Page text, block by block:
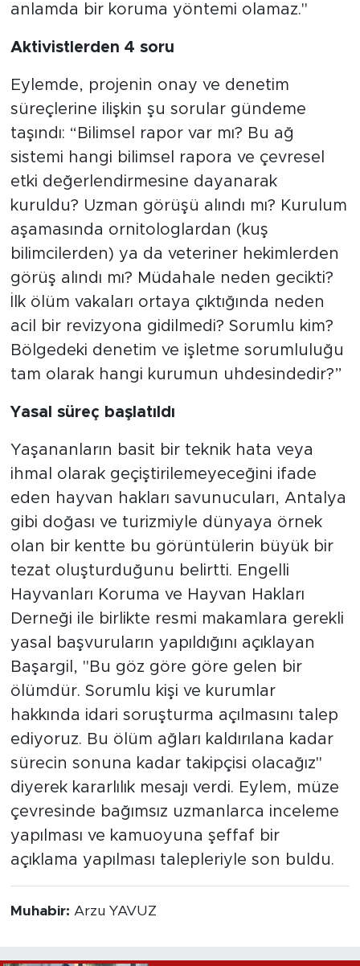
anlamda bir koruma yöntemi olamaz."
Aktivistlerden 4 soru
Eylemde, projenin onay ve denetim
süreçlerine ilişkin şu sorular gündeme
taşındı: “Bilimsel rapor var mı? Bu ağ
sistemi hangi bilimsel rapora ve çevresel
etki değerlendirmesine dayanarak
kuruldu? Uzman görüşü alındı mı? Kurulum
aşamasında ornitologlardan (kuş
bilimcilerden) ya da veteriner hekimlerden
görüş alındı mı? Müdahale neden gecikti?
İlk ölüm vakaları ortaya çıktığında neden
acil bir revizyona gidilmedi? Sorumlu kim?
Bölgedeki denetim ve işletme sorumluluğu
tam olarak hangi kurumun uhdesindedir?”
Yasal süreç başlatıldı
Yaşananların basit bir teknik hata veya
ihmal olarak geçiştirilemeyeceğini ifade
eden hayvan hakları savunucuları, Antalya
gibi doğası ve turizmiyle dünyaya örnek
olan bir kentte bu görüntülerin büyük bir
tezat oluşturduğunu belirtti. Engelli
Hayvanları Koruma ve Hayvan Hakları
Derneği ile birlikte resmi makamlara gerekli
yasal başvuruların yapıldığını açıklayan
Başargil, "Bu göz göre göre gelen bir
ölümdür. Sorumlu kişi ve kurumlar
hakkında idari soruşturma açılmasını talep
ediyoruz. Bu ölüm ağları kaldırılana kadar
sürecin sonuna kadar takipçisi olacağız"
diyerek kararlılık mesajı verdi. Eylem, müze
çevresinde bağımsız uzmanlarca inceleme
yapılması ve kamuoyuna şeffaf bir
açıklama yapılması talepleriyle son buldu.
Muhabir: Arzu YAVUZ